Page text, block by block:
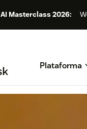
AI Masterclass 2026:
Plataforma